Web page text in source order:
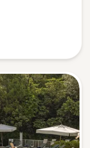
(0)
(0)
(0)
(0)
(0)
(0)